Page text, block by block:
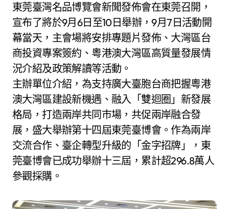
東莞臺灣名品博覽會新聞發佈會在東莞召開，
宣布了將於9月6日至10日舉辦，9月7日活動開
幕當天，主會場將安排專題片發佈、大灣區台
商投資專案簽約、粵港澳大灣區高質量發展情
況介紹及政策解讀等活動。
主辦單位介紹，為支持廣大臺胞台商把握粵港
澳大灣區建設新機遇、融入「雙迴圈」新發展
格局，打造兩岸共同市場，共促兩岸融合發
展，盛大舉辦第十四屆東莞臺博會。作為兩岸
交流合作、臺企轉型升級的「金字招牌」，東
莞臺博會已成功舉辦十三屆，累計超296.8萬人
參觀採購。